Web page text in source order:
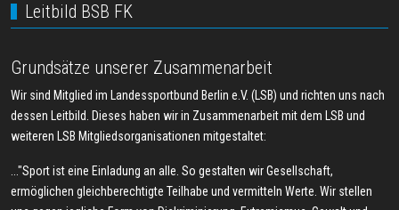
Leitbild BSB FK
Grundsätze unserer Zusammenarbeit
Wir sind Mitglied im Landessportbund Berlin e.V. (LSB) und richten uns nach
dessen Leitbild. Dieses haben wir in Zusammenarbeit mit dem LSB und
weiteren LSB Mitgliedsorganisationen mitgestaltet:
..."Sport ist eine Einladung an alle. So gestalten wir Gesellschaft,
ermöglichen gleichberechtigte Teilhabe und vermitteln Werte. Wir stellen